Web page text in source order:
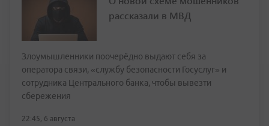
рассказали в МВД
Злоумышленники поочерёдно выдают себя за
оператора связи, «службу безопасности Госуслуг» и
сотрудника Центрального банка, чтобы вывезти
сбережения
22:45, 6 августа